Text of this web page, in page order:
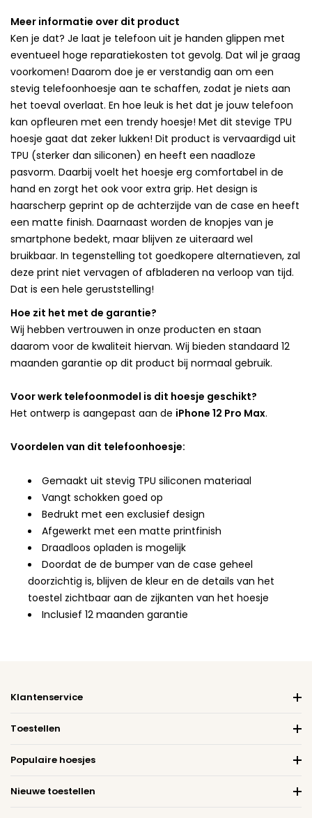
Meer informatie over dit product
Ken je dat? Je laat je telefoon uit je handen glippen met
eventueel hoge reparatiekosten tot gevolg. Dat wil je graag
voorkomen! Daarom doe je er verstandig aan om een
stevig telefoonhoesje aan te schaffen, zodat je niets aan
het toeval overlaat. En hoe leuk is het dat je jouw telefoon
kan opfleuren met een trendy hoesje! Met dit stevige TPU
hoesje gaat dat zeker lukken! Dit product is vervaardigd uit
TPU (sterker dan siliconen) en heeft een naadloze
pasvorm. Daarbij voelt het hoesje erg comfortabel in de
hand en zorgt het ook voor extra grip. Het design is
haarscherp geprint op de achterzijde van de case en heeft
een matte finish. Daarnaast worden de knopjes van je
smartphone bedekt, maar blijven ze uiteraard wel
bruikbaar. In tegenstelling tot goedkopere alternatieven, zal
deze print niet vervagen of afbladeren na verloop van tijd.
Dat is een hele geruststelling!
Hoe zit het met de garantie?
Wij hebben vertrouwen in onze producten en staan
daarom voor de kwaliteit hiervan. Wij bieden standaard 12
maanden garantie op dit product bij normaal gebruik.
Voor werk telefoonmodel is dit hoesje geschikt?
Het ontwerp is aangepast aan de iPhone 12 Pro Max.
Voordelen van dit telefoonhoesje:
Gemaakt uit stevig TPU siliconen materiaal
Vangt schokken goed op
Bedrukt met een exclusief design
Afgewerkt met een matte printfinish
Draadloos opladen is mogelijk
Doordat de de bumper van de case geheel
doorzichtig is, blijven de kleur en de details van het
toestel zichtbaar aan de zijkanten van het hoesje
Inclusief 12 maanden garantie
Klantenservice
Toestellen
Populaire hoesjes
Nieuwe toestellen